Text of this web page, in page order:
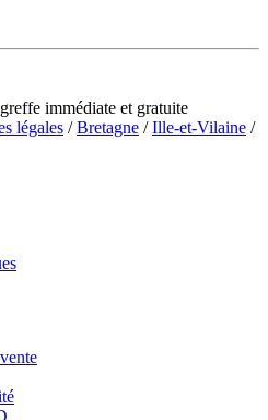
immédiate et gratuite
légales /Bretagne /Ille-et-Vilaine /